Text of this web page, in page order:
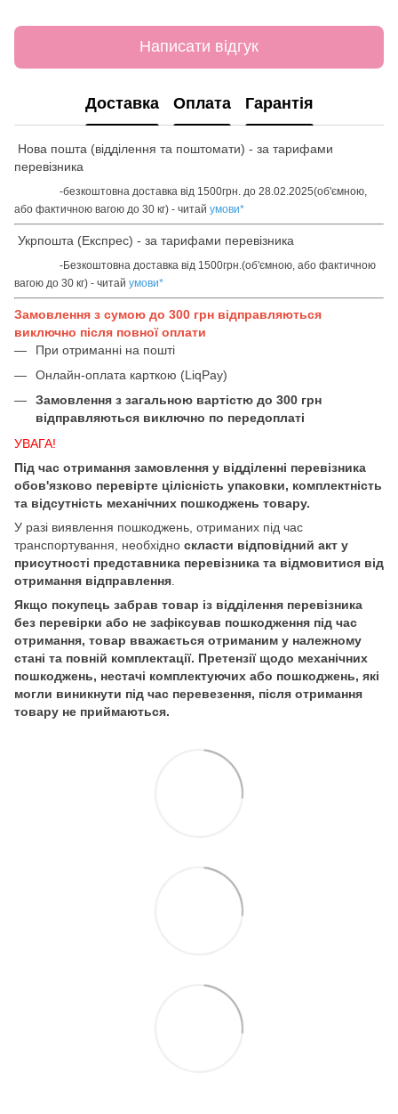
Написати відгук
Доставка Оплата Гарантія
Нова пошта (відділення та поштомати) - за тарифами
перевізника
-безкоштовна доставка від 1500грн. до 28.02.2025(об'ємною,
або фактичною вагою до 30 кг) - читай умови*
Укрпошта (Експрес) - за тарифами перевізника
-Безкоштовна доставка від 1500грн.(об'ємною, або фактичною
вагою до 30 кг) - читай умови*
Замовлення з сумою до 300 грн відправляються
виключно після повної оплати
При отриманні на пошті
Онлайн-оплата карткою (LiqPay)
Замовлення з загальною вартістю до 300 грн
відправляються виключно по передоплаті
УВАГА!
Під час отримання замовлення у відділенні перевізника
обов'язково перевірте цілісність упаковки, комплектність
та відсутність механічних пошкоджень товару.
У разі виявлення пошкоджень, отриманих під час
транспортування, необхідно скласти відповідний акт у
присутності представника перевізника та відмовитися від
отримання відправлення
Якщо покупець забрав товар із відділення перевізника
без перевірки або не зафіксував пошкодження під час
отримання, товар вважається отриманим у належному
стані та повній комплектації. Претензії щодо механічних
пошкоджень, нестачі комплектуючих або пошкоджень, які
могли виникнути під час перевезення, після отримання
товару не приймаються.